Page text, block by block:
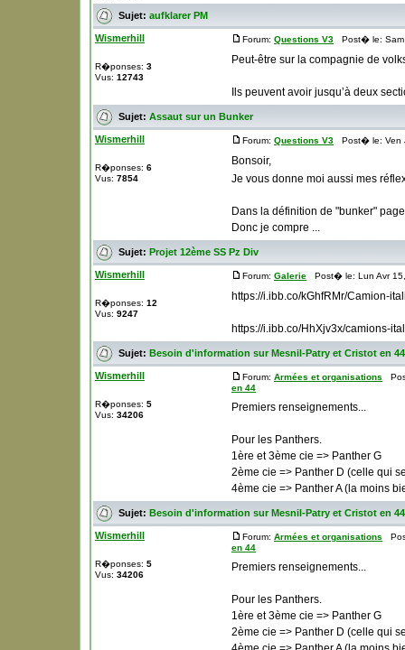
Sujet: aufklarer PM
Wismerhill
R�ponses: 3
Vus: 12743
Forum: Questions V3 Post� le:
Peut-être sur la compagnie de
Ils peuvent avoir jusqu’à deux
Sujet: Assaut sur un Bunker
Wismerhill
R�ponses: 6
Vus: 7854
Forum: Questions V3 Post� le: Ven
Bonsoir,
Je vous donne moi aussi mes
Dans la définition de "bunker"
Donc je compre ...
Sujet: Projet 12ème SS Pz Div
Wismerhill
R�ponses: 12
Vus: 9247
Forum: Galerie Post� le: Lun Avr
https://i.ibb.co/kGhfRMr/Camion-
https://i.ibb.co/HhXjv3x/camions-
Sujet: Besoin d'information sur Mesnil-Patry et Cristot en 44
Wismerhill
R�ponses: 5
Vus: 34206
Forum: Armées et organisations
en 44
Premiers renseignements...
Pour les Panthers.
1ère et 3ème cie => Panther G
2ème cie => Panther D (celle qui
4ème cie => Panther A (la moins
Sujet: Besoin d'information sur Mesnil-Patry et Cristot en 44
Wismerhill
R�ponses: 5
Vus: 34206
Forum: Armées et organisations
en 44
Premiers renseignements...
Pour les Panthers.
1ère et 3ème cie => Panther G
2ème cie => Panther D (celle qui